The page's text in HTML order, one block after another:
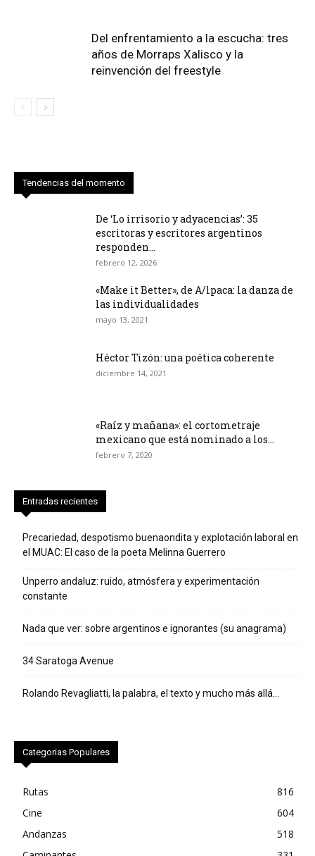
Del enfrentamiento a la escucha: tres
años de Morraps Xalisco y la
reinvención del freestyle
Tendencias del momento
De ‘Lo irrisorio y adyacencias’: 35
escritoras y escritores argentinos
responden...
febrero 12, 2026
«Make it Better», de A/lpaca: la danza de
las individualidades
mayo 13, 2021
Héctor Tizón: una poética coherente
diciembre 14, 2021
«Raíz y mañana»: el cortometraje
mexicano que está nominado a los...
febrero 7, 2020
Entradas recientes
Precariedad, despotismo buenaondita y explotación laboral en
el MUAC: El caso de la poeta Melinna Guerrero
Unperro andaluz: ruido, atmósfera y experimentación
constante
Nada que ver: sobre argentinos e ignorantes (su anagrama)
34 Saratoga Avenue
Rolando Revagliatti, la palabra, el texto y mucho más allá…
Categorias Populares
Rutas
816
Cine
604
Andanzas
518